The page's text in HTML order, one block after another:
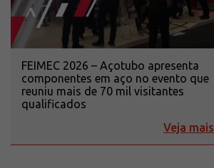
FEIMEC 2026 – Açotubo apresenta
componentes em aço no evento que
reuniu mais de 70 mil visitantes
qualificados
Veja mais